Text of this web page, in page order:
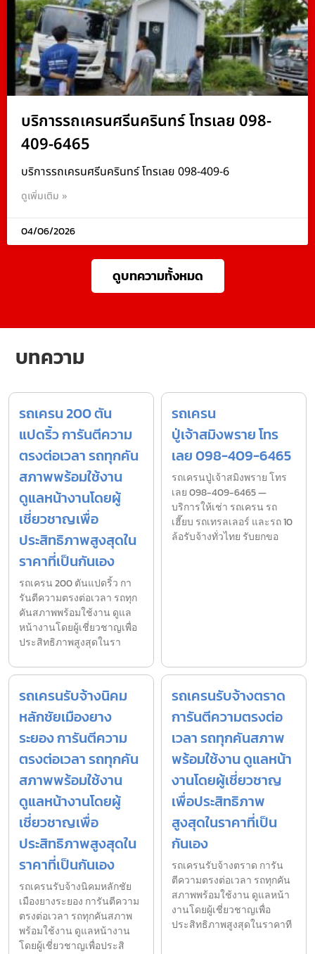
บริการรถเครนศรีนครินทร์ โทรเลย 098-
409-6465
บริการรถเครนศรีนครินทร์ โทรเลย 098-409-6
ดูเพิ่มเติม »
04/06/2026
ดูบทความทั้งหมด
บทความ
รถเครน 200 ตัน
แปดริ้ว การันตีความ
ตรงต่อเวลา รถทุกคัน
สภาพพร้อมใช้งาน
ดูแลหน้างานโดยผู้
เชี่ยวชาญเพื่อ
ประสิทธิภาพสูงสุดใน
ราคาที่เป็นกันเอง
รถเครน 200 ตันแปดริ้ว กา
รันตีความตรงต่อเวลา รถทุก
คันสภาพพร้อมใช้งาน ดูแล
หน้างานโดยผู้เชี่ยวชาญเพื่อ
ประสิทธิภาพสูงสุดในรา
รถเครน
ปู่เจ้าสมิงพราย โทร
เลย 098-409-6465
รถเครนปู่เจ้าสมิงพราย โทร
เลย 098-409-6465 —
บริการให้เช่า รถเครน รถ
เฮี๊ยบ รถเทรลเลอร์ และรถ 10
ล้อรับจ้างทั่วไทย รับยกขอ
รถเครนรับจ้างนิคม
หลักชัยเมืองยาง
ระยอง การันตีความ
ตรงต่อเวลา รถทุกคัน
สภาพพร้อมใช้งาน
ดูแลหน้างานโดยผู้
เชี่ยวชาญเพื่อ
ประสิทธิภาพสูงสุดใน
ราคาที่เป็นกันเอง
รถเครนรับจ้างนิคมหลักชัย
เมืองยางระยอง การันตีความ
ตรงต่อเวลา รถทุกคันสภาพ
พร้อมใช้งาน ดูแลหน้างาน
โดยผู้เชี่ยวชาญเพื่อประสิ
รถเครนรับจ้างตราด
การันตีความตรงต่อ
เวลา รถทุกคันสภาพ
พร้อมใช้งาน ดูแลหน้า
งานโดยผู้เชี่ยวชาญ
เพื่อประสิทธิภาพ
สูงสุดในราคาที่เป็น
กันเอง
รถเครนรับจ้างตราด การัน
ตีความตรงต่อเวลา รถทุกคัน
สภาพพร้อมใช้งาน ดูแลหน้า
งานโดยผู้เชี่ยวชาญเพื่อ
ประสิทธิภาพสูงสุดในราคาที